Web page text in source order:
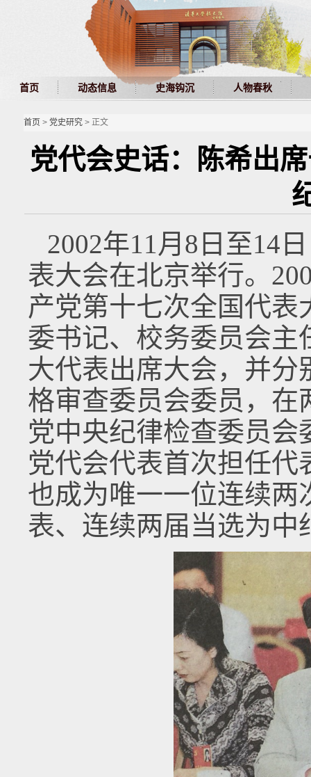
首页 动态信息 史海钩沉 人物春秋
首页 > 党史研究> 正文
党代会史话：陈希出
2002年11月8日至14
表大会在北京举行。
产党第十七次全国代
委书记、校务委员会主
大代表出席大会，并
格审查委员会委员，在
党中央纪律检查委员
党代会代表首次担任
也成为唯一一位连续两
表、连续两届当选为中